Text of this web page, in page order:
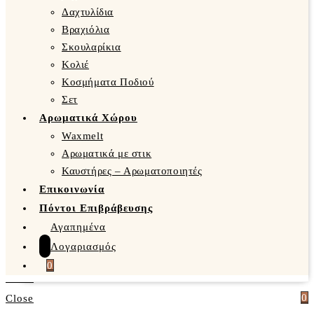
Δαχτυλίδια
Βραχιόλια
Σκουλαρίκια
Κολιέ
Κοσμήματα Ποδιού
Σετ
Αρωματικά Χώρου
Waxmelt
Αρωματικά με στικ
Καυστήρες – Αρωματοποιητές
Επικοινωνία
Πόντοι Επιβράβευσης
Αγαπημένα
Λογαριασμός
0
0
Close